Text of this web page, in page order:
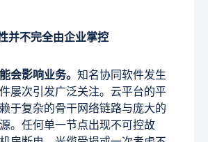
并不完全由企业掌控
会影响业务。 知名协同软件发生
屡次引发广泛关注。云平台的平
于复杂的骨干网络链路与庞大的
。任何单一节点出现不可控故